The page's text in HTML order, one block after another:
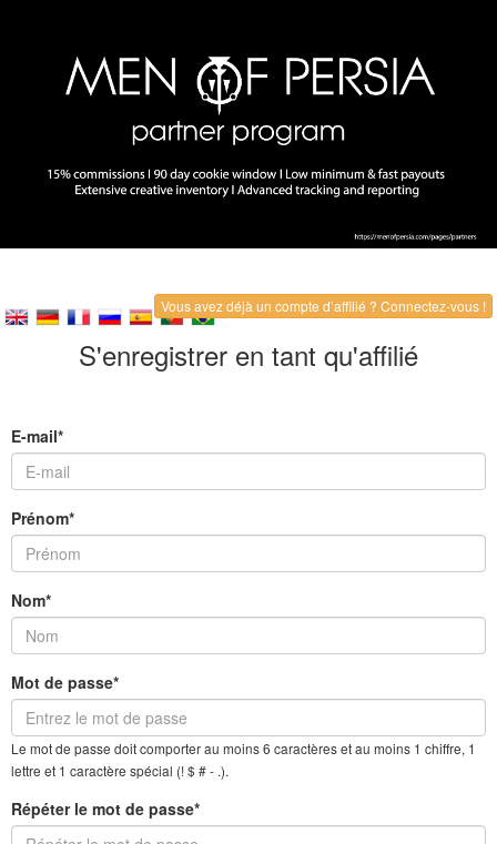
Vous avez déjà un compte d’affilié ? Connectez-vous !
S'enregistrer en tant qu'affilié
E-mail*
Prénom*
Nom*
Mot de passe*
Le mot de passe doit comporter au moins 6 caractères et au moins 1 chiffre, 1
lettre et 1 caractère spécial (! $ # - .).
Répéter le mot de passe*